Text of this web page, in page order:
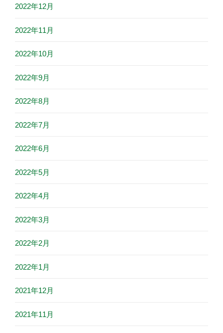
2022年12月
2022年11月
2022年10月
2022年9月
2022年8月
2022年7月
2022年6月
2022年5月
2022年4月
2022年3月
2022年2月
2022年1月
2021年12月
2021年11月